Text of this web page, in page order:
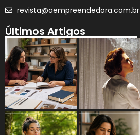
revista@aempreendedora.com.br
Últimos Artigos